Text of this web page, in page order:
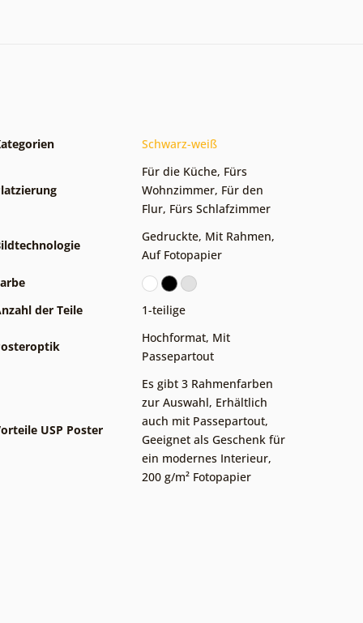
Schwarz-weiß
Für die Küche, Fürs
Wohnzimmer, Für den
Flur, Fürs Schlafzimmer
Gedruckte, Mit Rahmen,
Auf Fotopapier
der Teile
1-teilige
Hochformat, Mit
Passepartout
USP Poster
Es gibt 3 Rahmenfarben
zur Auswahl, Erhältlich
auch mit Passepartout,
Geeignet als Geschenk für
ein modernes Interieur,
200 g/m² Fotopapier